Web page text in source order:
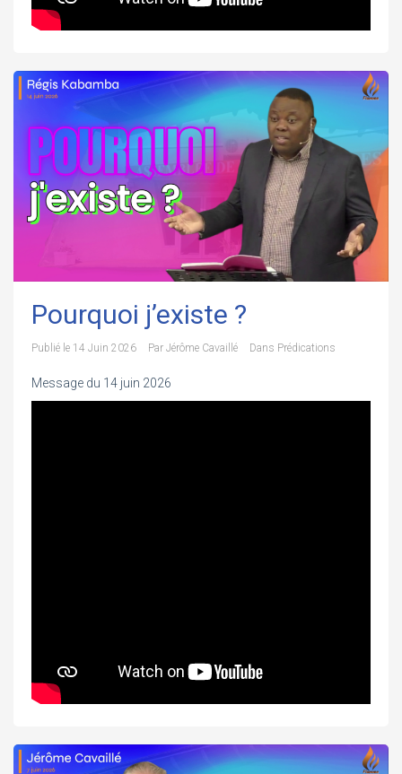
Pourquoi j’existe ?
Publié le 14 Juin 2026 Par Jérôme Cavaillé Dans Prédications
Message du 14 juin 2026